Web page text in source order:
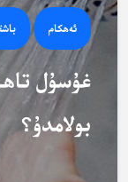
ئەھكام
غۇسۇل
بولامدۇ؟